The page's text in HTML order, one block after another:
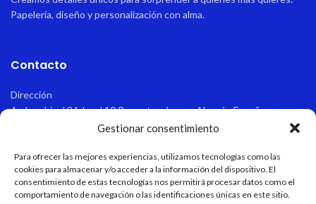
Gestionar consentimiento
Para ofrecer las mejores experiencias, utilizamos tecnologías como las
cookies para almacenar y/o acceder a la información del dispositivo. El
consentimiento de estas tecnologías nos permitirá procesar datos como el
comportamiento de navegación o las identificaciones únicas en este sitio.
Papelería, diseño y personalización con alma.
Contacto
Dirección
Avda sabinal 34, local 10 Roquetas de mar, Almería, España.
pitagoraspapeleria@hotmail.com
Teléfono
+34 611 55 82 77